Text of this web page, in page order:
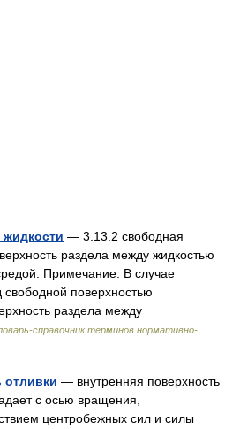
— 3.13.2 свободная
раздела между жидкостью
Примечание. В случае
свободной поверхностью
раздела между
справочник терминов нормативно-
отливки — внутренняя поверхность
с осью вращения,
центробежных сил и силы